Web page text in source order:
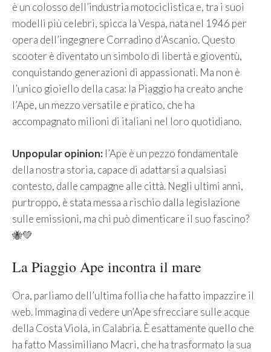
è un colosso dell’industria motociclistica e, tra i suoi
modelli più celebri, spicca la Vespa, nata nel 1946 per
opera dell’ingegnere Corradino d’Ascanio. Questo
scooter è diventato un simbolo di libertà e gioventù,
conquistando generazioni di appassionati. Ma non è
l’unico gioiello della casa: la Piaggio ha creato anche
l’Ape, un mezzo versatile e pratico, che ha
accompagnato milioni di italiani nel loro quotidiano.
Unpopular opinion: l’Ape è un pezzo fondamentale
della nostra storia, capace di adattarsi a qualsiasi
contesto, dalle campagne alle città. Negli ultimi anni,
purtroppo, è stata messa a rischio dalla legislazione
sulle emissioni, ma chi può dimenticare il suo fascino?
🐝💚
La Piaggio Ape incontra il mare
Ora, parliamo dell’ultima follia che ha fatto impazzire il
web. Immagina di vedere un’Ape sfrecciare sulle acque
della Costa Viola, in Calabria. È esattamente quello che
ha fatto Massimiliano Macrì, che ha trasformato la sua